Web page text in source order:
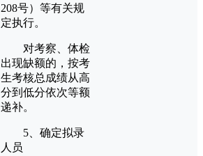
208号）等有关规
定执行。
对考察、体检
出现缺额的，按考
生考核总成绩从高
分到低分依次等额
递补。
5、确定拟录
人员